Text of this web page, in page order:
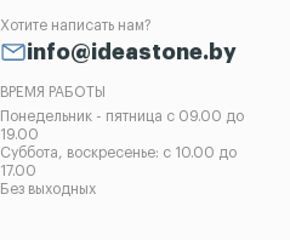
Хотите написать нам?
info@ideastone.by
ВРЕМЯ РАБОТЫ
Понедельник - пятница с 09.00 до
19.00
Суббота, воскресенье: с 10.00 до
17.00
Без выходных